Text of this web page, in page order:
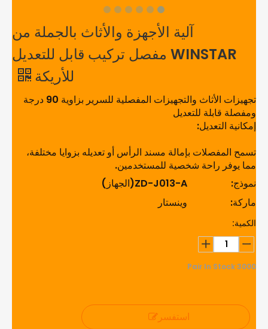
آلية الأجهزة والأثاث بالجملة من
WINSTAR مفصل تركيب قابل للتعديل
للأريكة
تجهيزات الأثاث والتجهيزات المفصلية للسرير بزاوية 90 درجة
ومفصلة قابلة للتعديل
إمكانية التعديل:
تسمح المفصلات بإمالة مسند الرأس أو تعديله بزوايا مختلفة،
مما يوفر راحة شخصية للمستخدمين.
نموذج:
ZD-J013-A(الجهاز)
ماركة:
وينستار
الكمية:
3000
استفسر